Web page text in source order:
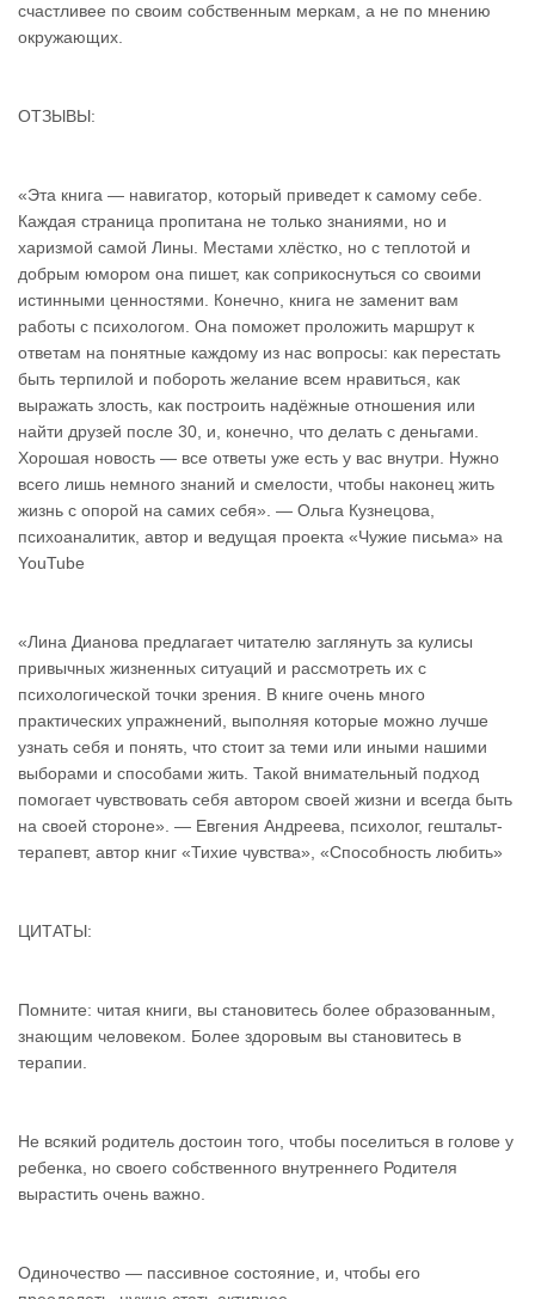
счастливее по своим собственным меркам, а не по мнению
окружающих.
ОТЗЫВЫ:
«Эта книга — навигатор, который приведет к самому себе.
Каждая страница пропитана не только знаниями, но и
харизмой самой Лины. Местами хлёстко, но с теплотой и
добрым юмором она пишет, как соприкоснуться со своими
истинными ценностями. Конечно, книга не заменит вам
работы с психологом. Она поможет проложить маршрут к
ответам на понятные каждому из нас вопросы: как перестать
быть терпилой и побороть желание всем нравиться, как
выражать злость, как построить надёжные отношения или
найти друзей после 30, и, конечно, что делать с деньгами.
Хорошая новость — все ответы уже есть у вас внутри. Нужно
всего лишь немного знаний и смелости, чтобы наконец жить
жизнь с опорой на самих себя». — Ольга Кузнецова,
психоаналитик, автор и ведущая проекта «Чужие письма» на
YouTube
«Лина Дианова предлагает читателю заглянуть за кулисы
привычных жизненных ситуаций и рассмотреть их с
психологической точки зрения. В книге очень много
практических упражнений, выполняя которые можно лучше
узнать себя и понять, что стоит за теми или иными нашими
выборами и способами жить. Такой внимательный подход
помогает чувствовать себя автором своей жизни и всегда быть
на своей стороне». — Евгения Андреева, психолог, гештальт-
терапевт, автор книг «Тихие чувства», «Способность любить»
ЦИТАТЫ:
Помните: читая книги, вы становитесь более образованным,
знающим человеком. Более здоровым вы становитесь в
терапии.
Не всякий родитель достоин того, чтобы поселиться в голове у
ребенка, но своего собственного внутреннего Родителя
вырастить очень важно.
Одиночество — пассивное состояние, и, чтобы его